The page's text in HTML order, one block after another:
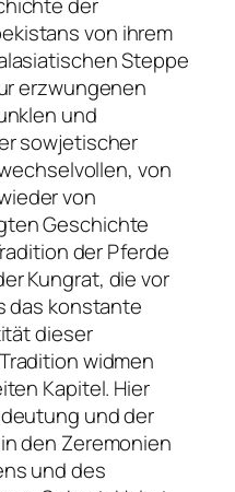
von ihrem
Steppe
erzwungenen
und
sowjetischer
von
von
Geschichte
der Pferde
Kungrat, die vor
das konstante
dieser
widmen
Kapitel. Hier
und der
den Zeremonien
und des